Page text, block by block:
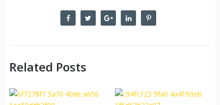
Related Posts